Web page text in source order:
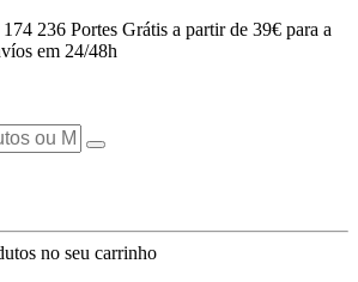
236 Portes Grátis a partir de 39€ para a
em 24/48h
no seu carrinho